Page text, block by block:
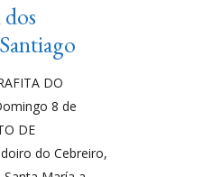
DO
8 de
DE
do Cebreiro,